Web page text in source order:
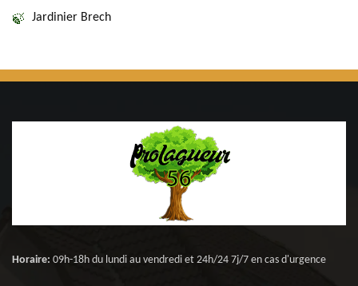
Jardinier Brech
Horaire: 09h-18h du lundi au vendredi et 24h/24 7j/7 en cas d'urgence